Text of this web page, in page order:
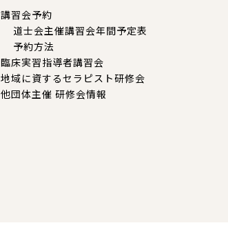
講習会予約
道士会主催講習会年間予定表
予約方法
臨床実習指導者講習会
地域に資するセラピスト研修会
他団体主催 研修会情報